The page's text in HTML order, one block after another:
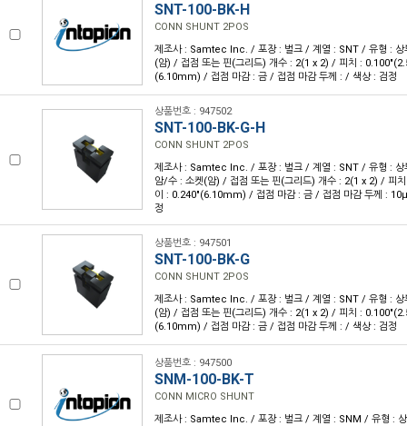
SNT-100-BK-H
CONN SHUNT 2POS
제조사 : Samtec Inc. / 포장 : 벌크 / 계열 : SNT / 유형 : 상
(암) / 접점 또는 핀(그리드) 개수 : 2(1 x 2) / 피치 :
(6.10mm) / 접점 마감 : 금 / 접점 마감 두께 : / 색상 : 검정
상품번호 : 947502
SNT-100-BK-G-H
CONN SHUNT 2POS
제조사 : Samtec Inc. / 포장 : 벌크 / 계열 : SNT / 유형 : 상
암/수 : 소켓(암) / 접점 또는 핀(그리드) 개수 : 2(1 x 2) / 피
이 : 0.240"(6.10mm) / 접점 마감 : 금 / 접점 마감 두께 :
정
상품번호 : 947501
SNT-100-BK-G
CONN SHUNT 2POS
제조사 : Samtec Inc. / 포장 : 벌크 / 계열 : SNT / 유형 : 상
(암) / 접점 또는 핀(그리드) 개수 : 2(1 x 2) / 피치 :
(6.10mm) / 접점 마감 : 금 / 접점 마감 두께 : / 색상 : 검정
상품번호 : 947500
SNM-100-BK-T
CONN MICRO SHUNT
제조사 : Samtec Inc. / 포장 : 벌크 / 계열 : SNM / 유형 :